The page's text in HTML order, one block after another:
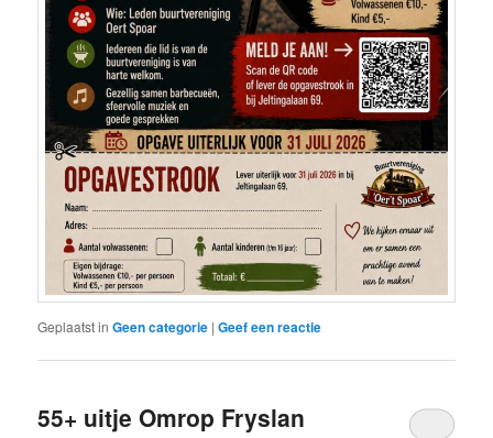
Geplaatst in Geen categorie |Geef een reactie
55+ uitje Omrop Fryslan